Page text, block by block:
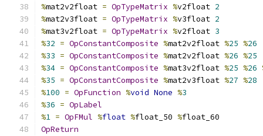
%mat2v2float = OpTypeMatrix %v2float 2
%mat2v3float = OpTypeMatrix %v3float 2
%mat3v2float = OpTypeMatrix %v2float 3
%32 = OpConstantComposite %mat2v2float %25 %26
%33 = OpConstantComposite %mat2v2float %26 %25
%34 = OpConstantComposite %mat3v2float %25 %26
%35 = OpConstantComposite %mat2v3float %27 %28
%100 = OpFunction %void None %3
%36 = OpLabel
%1 = OpFMul %float %float_50 %float_60
OpReturn